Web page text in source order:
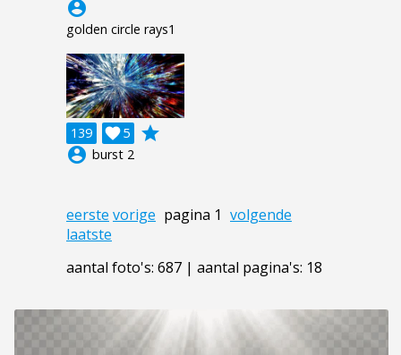
account_circle
golden circle rays1
139 5

grade
account_circle burst 2
eerste vorige pagina 1 volgende
laatste
aantal foto's: 687 | aantal pagina's: 18